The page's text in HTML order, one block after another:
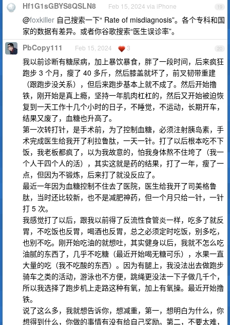
19
Hf1G1sGBYS8QSLN8 Feb 15, 2024 via iPhone
@foxkiller 自己搜索一下“ Rate of misdiagnosis”。各个专科和国
家的数据有差异。或者你谷歌搜索“医生误诊率”。
20
PbCopy111 Feb 15, 2024 3
我以前诊断有糖尿病，加上暴饮暴食，胖了一段时间，后来疯狂
跑步 3 个月，瘦了 40 多斤，然后膝盖就坏了，前叉韧带重建
（跟跑步没关系），但后来跑步基本上就不成了。然后开始撸
铁，刚开始是真上瘾，坚持一年肌肉杠杠的，然后又开始被迫恢
复到一天工作十几个小时的日子，不睡觉，不运动，长期开车，
结果又废了，血糖也升高了。
第一次转打针，是手术前，为了控制血糖，必须注射胰岛素，手
术完成医生给我开了利拉鲁肽，一天一针。打了以后根本吃不下
饭，我老板都疯了，以为我故意的，怕我身体熬不住垮了（我一
个人干四个人的活），其实这就是药的结果，打了一年，瘦了一
点，但因为不锻炼，后来打了就没反应了。
最近一年因为血糖控制不住去了医院，医生给我开了司美格鲁
肽，当时还比较新，也不是减肥神药，但一个月只给一针，一针
打 5 次。
我感觉打了以后，跟我以前得了反流性食管炎一样，吃多了就反
胃，不吃饭也反胃，喝酒也反胃，总之必须定时吃饭，别多吃，
也别不吃。刚开始吃油的就想吐，其实健身以后，我就不怎么吃
油腻的东西了，几乎不吃糖（最近开始喝无糖可乐），水果一直
大量的吃（我不吃酸的东西）。因为有腿上，我没法出去做跑步
骑车之类的活动，游泳也不方便，跳绳更没法一下子做几千个，
所以我选择了跑步机上走路这种有氧，加上有氧操。最近开始撸
铁。
说了这么多，我就想告诉你，想减重，第一，想明白为什么，你
想得到什么，你做的事情有没有给自己奖励。第二，不要太难，